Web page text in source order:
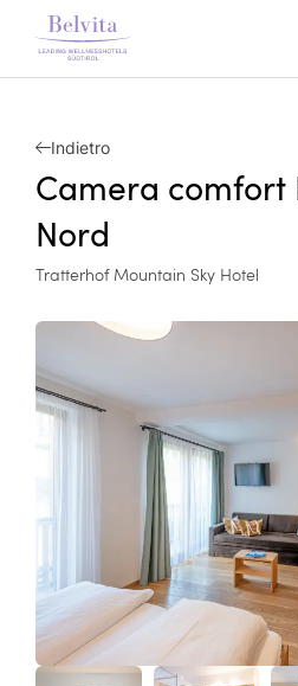
Indietro
Camera comfort
Nord
Tratterhof Mountain Sky Hotel